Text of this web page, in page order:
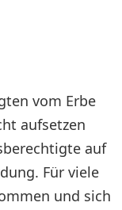
vom Erbe
aufsetzen
auf
Für viele
und sich